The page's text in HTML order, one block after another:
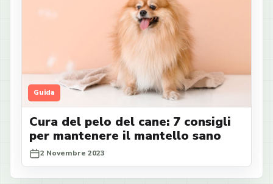
Guida
Cura del pelo del cane: 7 consigli
per mantenere il mantello sano
2 Novembre 2023